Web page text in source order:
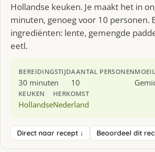
Hollandse keuken. Je maakt het in
minuten, genoeg voor 10 personen.
ingrediënten: lente, gemengde
eetl.
BEREIDINGSTIJD
30 minuten
AANTAL PERSONEN
10
KEUKEN
Hollandse
HERKOMST
Nederland
Direct naar recept ↓ Beoordeel dit